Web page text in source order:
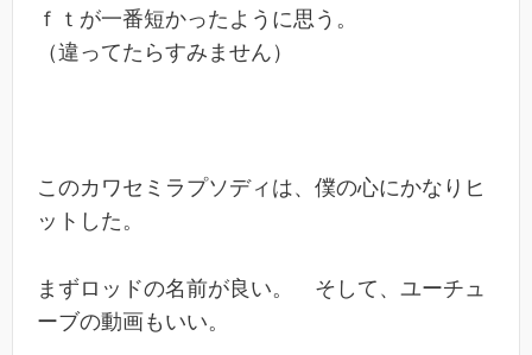
ｆｔが一番短かったように思う。
（違ってたらすみません）
このカワセミラプソディは、僕の心にかなりヒ
ットした。
まずロッドの名前が良い。 そして、ユーチュ
ーブの動画もいい。